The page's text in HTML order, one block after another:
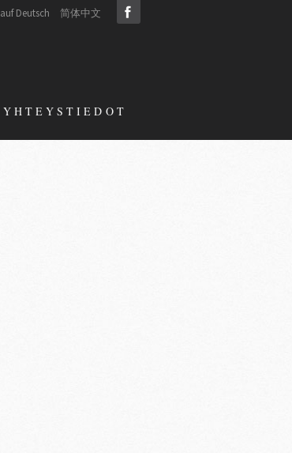
auf Deutsch 简体中文
YHTEYSTIEDOT